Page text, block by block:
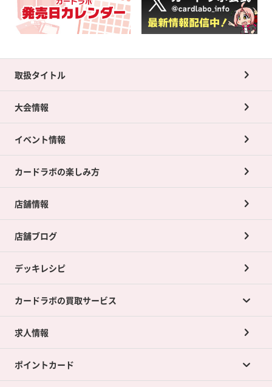
取扱タイトル
大会情報
イベント情報
カードラボの楽しみ方
店舗情報
店舗ブログ
デッキレシピ
カードラボの買取サービス
カードラボの買取サービスTOP
店舗買取について
求人情報
ポイントカード